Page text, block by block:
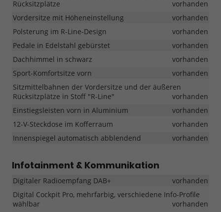
Rücksitzplätze
vorhanden
Vordersitze mit Höheneinstellung
vorhanden
Polsterung im R-Line-Design
vorhanden
Pedale in Edelstahl gebürstet
vorhanden
Dachhimmel in schwarz
vorhanden
Sport-Komfortsitze vorn
vorhanden
Sitzmittelbahnen der Vordersitze und der äußeren
Rücksitzplätze in Stoff "R-Line"
vorhanden
Einstiegsleisten vorn in Aluminium
vorhanden
12-V-Steckdose im Kofferraum
vorhanden
Innenspiegel automatisch abblendend
vorhanden
Infotainment & Kommunikation
Digitaler Radioempfang DAB+
vorhanden
Digital Cockpit Pro, mehrfarbig, verschiedene Info-Profile
wählbar
vorhanden